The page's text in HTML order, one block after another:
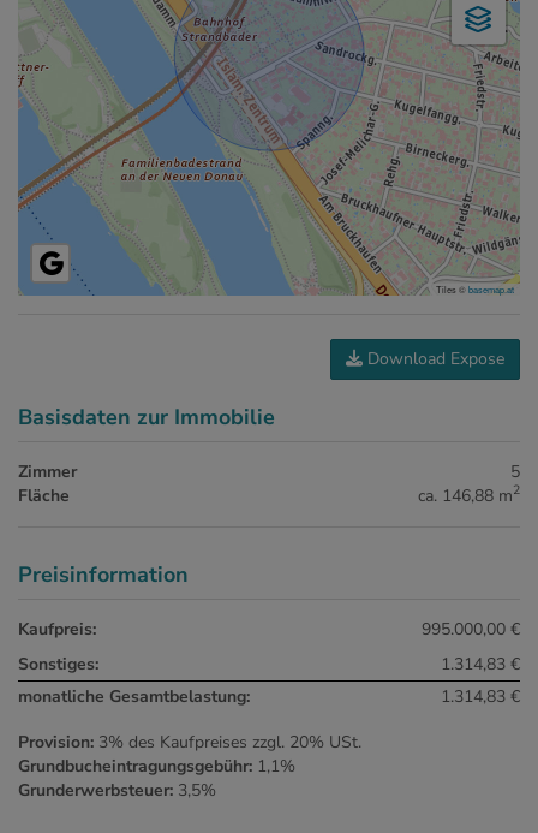
Tiles ©basemap.at
Download Expose
Basisdaten zur Immobilie
Zimmer
5
Fläche
ca. 146,88 m2
Preisinformation
Kaufpreis:
995.000,00 €
Sonstiges:
1.314,83 €
monatliche Gesamtbelastung:
1.314,83 €
Provision: 3% des Kaufpreises zzgl. 20% USt.
Grundbucheintragungsgebühr: 1,1%
Grunderwerbsteuer: 3,5%